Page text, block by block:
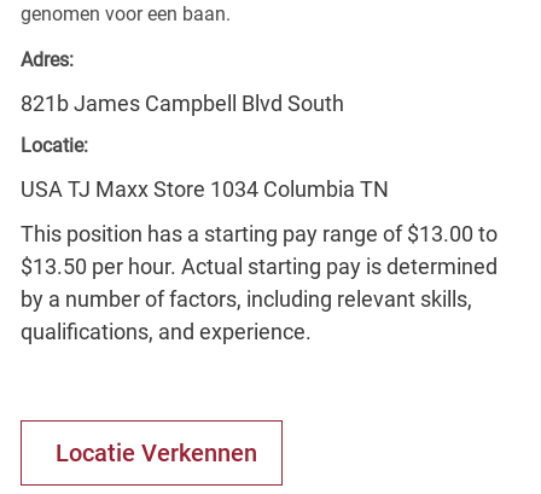
genomen voor een baan.
Adres:
821b James Campbell Blvd South
Locatie:
USA TJ Maxx Store 1034 Columbia TN
This position has a starting pay range of $13.00 to
$13.50 per hour. Actual starting pay is determined
by a number of factors, including relevant skills,
qualifications, and experience.
Locatie Verkennen